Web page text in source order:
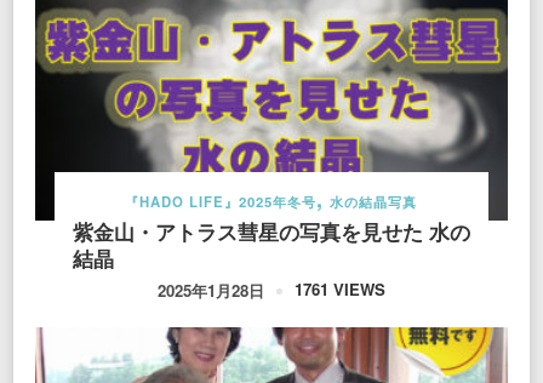
『HADO LIFE』2025年冬号 水の結晶写真
紫金山・アトラス彗星の写真を見せた 水の
結晶
2025年1月28日 1761 VIEWS